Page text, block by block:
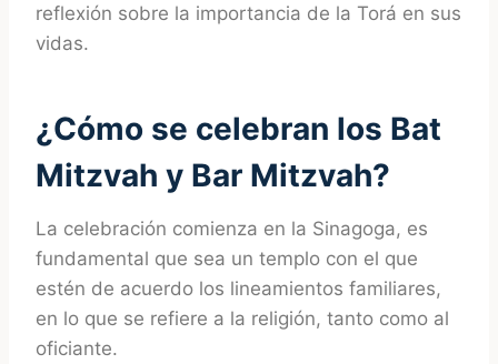
reflexión sobre la importancia de la Torá en sus
vidas.
¿Cómo se celebran los Bat
Mitzvah y Bar Mitzvah?
La celebración comienza en la Sinagoga, es
fundamental que sea un templo con el que
estén de acuerdo los lineamientos familiares,
en lo que se refiere a la religión, tanto como al
oficiante.